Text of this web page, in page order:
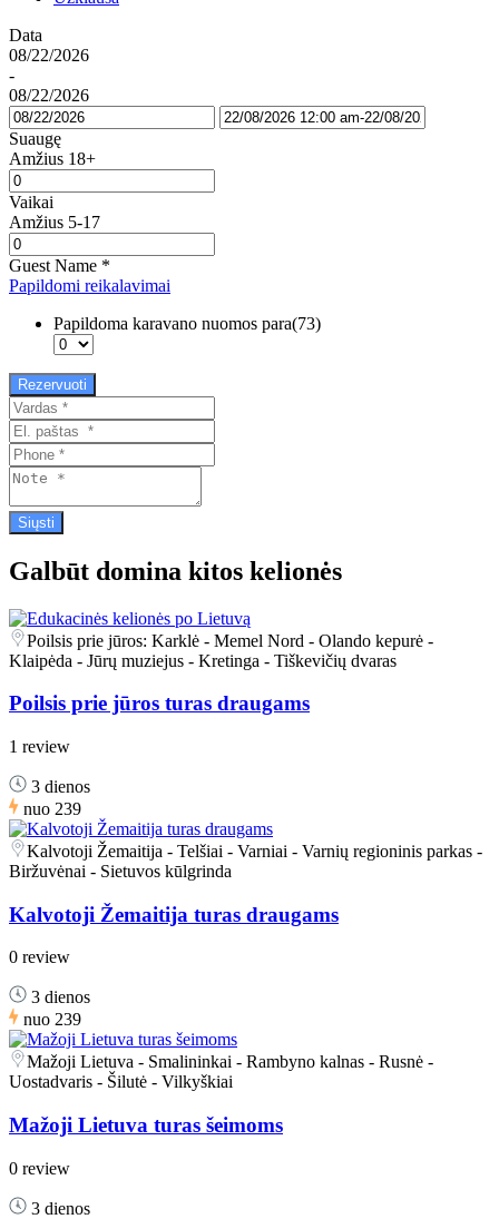
Data
08/22/2026
-
08/22/2026
Suaugę
Amžius 18+
Vaikai
Amžius 5-17
Guest Name *
Papildomi reikalavimai
Papildoma karavano nuomos para(73)
Rezervuoti
Galbūt domina kitos kelionės
Poilsis prie jūros: Karklė - Memel Nord - Olando kepurė -
Klaipėda - Jūrų muziejus - Kretinga - Tiškevičių dvaras
Poilsis prie jūros turas draugams
1 review
3 dienos
nuo 239
Kalvotoji Žemaitija - Telšiai - Varniai - Varnių regioninis parkas -
Biržuvėnai - Sietuvos kūlgrinda
Kalvotoji Žemaitija turas draugams
0 review
3 dienos
nuo 239
Mažoji Lietuva - Smalininkai - Rambyno kalnas - Rusnė -
Uostadvaris - Šilutė - Vilkyškiai
Mažoji Lietuva turas šeimoms
0 review
3 dienos